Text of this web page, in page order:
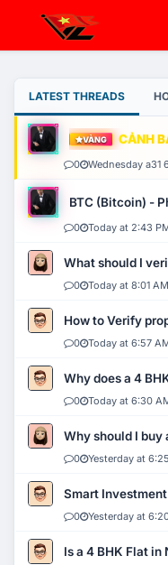
LATEST THREADS
VÀNG CẢNH
0 Wednesday a31
BTC (Bitcoin) -
0 Today at 2:43
What should I
0 Today at 8:01 AM
How to Verify
0 Today at 6:57
Why does a 4
0 Today at 6:30
Why should I buy
0 Yesterday at
Smart
0 Yesterday at
Is a 4 BHK Flat in